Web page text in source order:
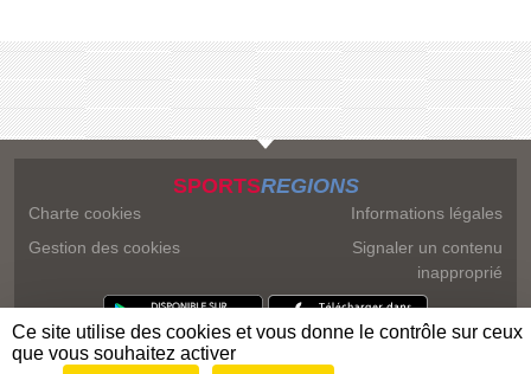
SPORTSREGIONS
Charte cookies
Gestion des cookies
Informations légales
Signaler un contenu
inapproprié
Ce site utilise des cookies et vous donne le contrôle sur ceux
que vous souhaitez activer